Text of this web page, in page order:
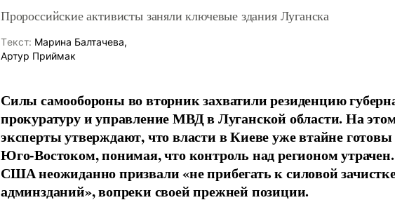
Пророссийские активисты заняли ключевые здания Луганска
Tекст: Марина Балтачева,
Артур Приймак
Силы самообороны во вторник захватили резиденцию
прокуратуру и управление МВД в Луганской области. На
эксперты утверждают, что власти в Киеве уже втайне готовы
Юго-Востоком, понимая, что контроль над регионом
США неожиданно призвали «не прибегать к силовой
админзданий», вопреки своей прежней позиции.